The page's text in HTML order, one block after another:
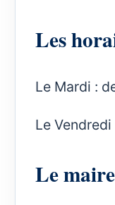
Les
Le Mardi :
Le
Le maire